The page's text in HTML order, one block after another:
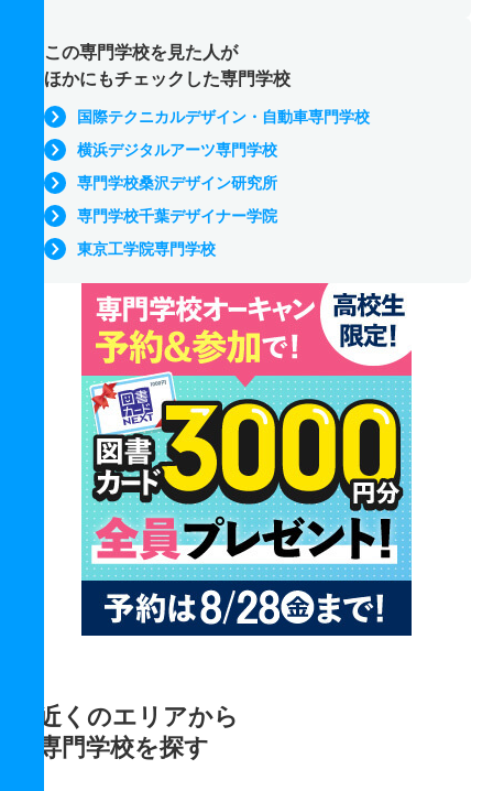
この専門学校を見た人が
ほかにもチェックした専門学校
国際テクニカルデザイン・自動車専門学校
横浜デジタルアーツ専門学校
専門学校桑沢デザイン研究所
専門学校千葉デザイナー学院
東京工学院専門学校
近くのエリアから
専門学校を探す